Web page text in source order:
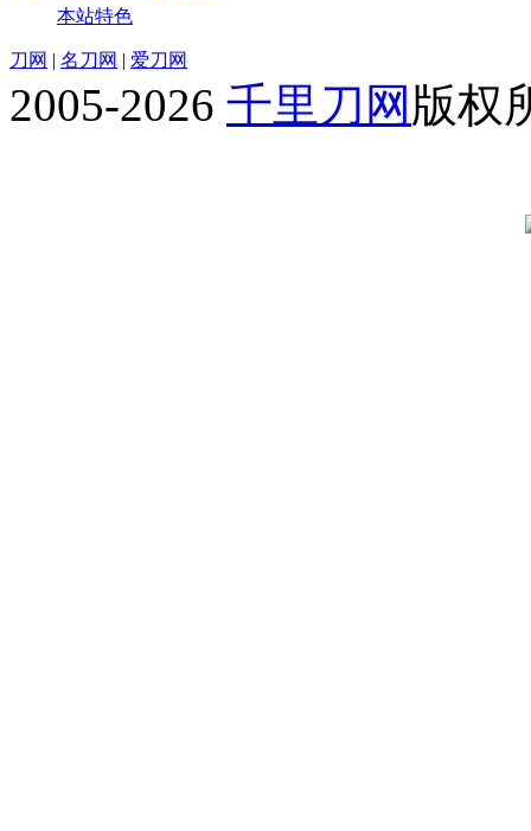
本站特色
刀网 | 名刀网 | 爱刀网
2005-2026 千里刀网 版权